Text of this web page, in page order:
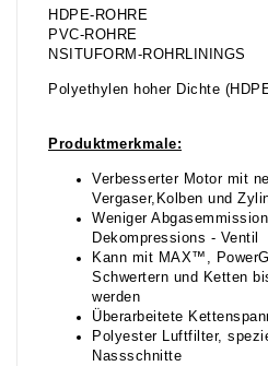
HDPE-ROHRE
PVC-ROHRE
NSITUFORM-ROHRLININGS
Polyethylen hoher Dichte
Produktmerkmale:
Verbesserter Motor mit
Vergaser,Kolben und
Weniger
Dekompressions - Ventil
Kann mit MAX™,
Schwertern und Ketten
werden
Überarbeitete
Polyester Luftfilter,
Nassschnitte